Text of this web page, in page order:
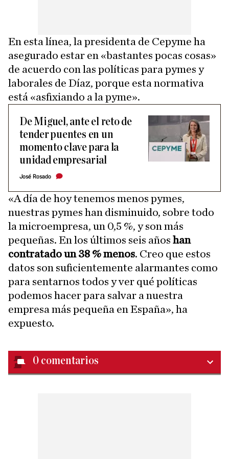
En esta línea, la presidenta de Cepyme ha
asegurado estar en «bastantes pocas cosas»
de acuerdo con las políticas para pymes y
laborales de Díaz, porque esta normativa
está «asfixiando a la pyme».
De Miguel, ante el reto de
tender puentes en un
momento clave para la
unidad empresarial
José Rosado
«A día de hoy tenemos menos pymes,
nuestras pymes han disminuido, sobre todo
la microempresa, un 0,5 %, y son más
pequeñas. En los últimos seis años han
contratado un 38 % menos. Creo que estos
datos son suficientemente alarmantes como
para sentarnos todos y ver qué políticas
podemos hacer para salvar a nuestra
empresa más pequeña en España», ha
expuesto.
0 comentarios